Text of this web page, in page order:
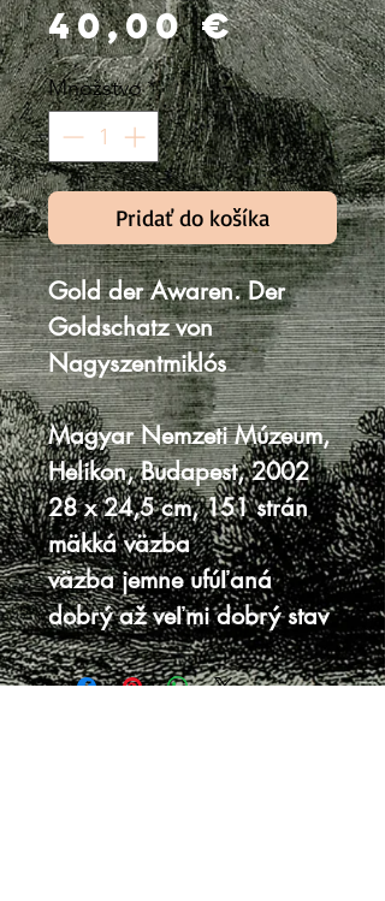
40,00 €Price
Množstvo*
Pridať do košíka
Gold der Awaren. Der
Goldschatz von
Nagyszentmiklós
Magyar Nemzeti Múzeum,
Helikon, Budapest, 2002
28 x 24,5 cm, 151 strán
mäkká väzba
väzba jemne ufúľaná
dobrý až veľmi dobrý stav